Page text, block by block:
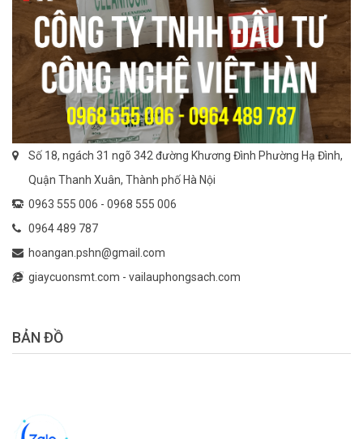
Số 18, ngách 31 ngõ 342 đường Khương Đình Phường Hạ Đình,
Quận Thanh Xuân, Thành phố Hà Nội
0963 555 006 - 0968 555 006
0964 489 787
hoangan.pshn@gmail.com
giaycuonsmt.com - vailauphongsach.com
BẢN ĐỒ